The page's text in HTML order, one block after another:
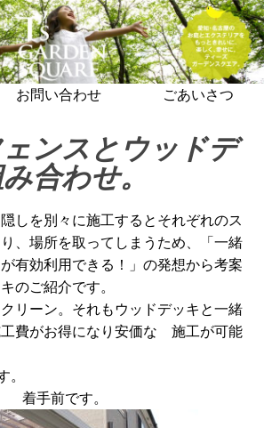
お問い合わせ ごあいさつ
ンスとウッドデ
合わせ。
しを別々に施工するとそれぞれのス
、場所を取ってしまうため、「一緒
有効利用できる！」の発想から考案
のご紹介です。
リーン。それもウッドデッキと一緒
費がお得になり安価な 施工が可能
。
着手前です。